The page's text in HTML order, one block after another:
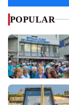
POPULAR